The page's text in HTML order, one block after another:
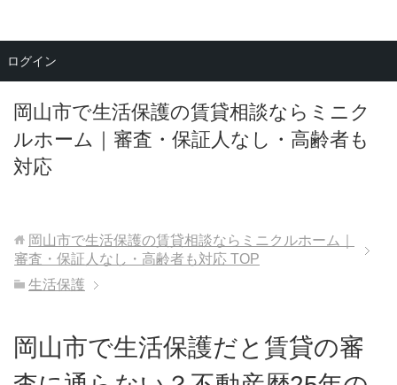
岡山市で生活保護の賃貸相談ならミニク
ルホーム｜審査・保証人なし・高齢者も
対応
メニュー
岡山市で生活保護の賃貸相談ならミニクルホーム｜
審査・保証人なし・高齢者も対応 TOP
生活保護
岡山市で生活保護だと賃貸の審
ログイン